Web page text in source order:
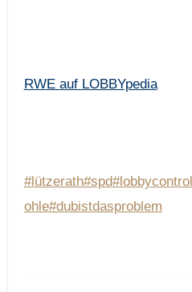
RWE auf LOBBYpedia
#lützerath#spd#lobbycontrol
ohle#dubistdasproblem